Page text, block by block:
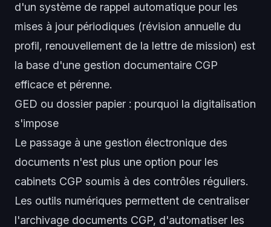
d'un système de rappel automatique pour les
mises à jour périodiques (révision annuelle du
profil, renouvellement de la lettre de mission) est
la base d'une gestion documentaire CGP
efficace et pérenne.
GED ou dossier papier : pourquoi la digitalisation
s'impose
Le passage à une gestion électronique des
documents n'est plus une option pour les
cabinets CGP soumis à des contrôles réguliers.
Les outils numériques permettent de centraliser
l'archivage documents CGP, d'automatiser les